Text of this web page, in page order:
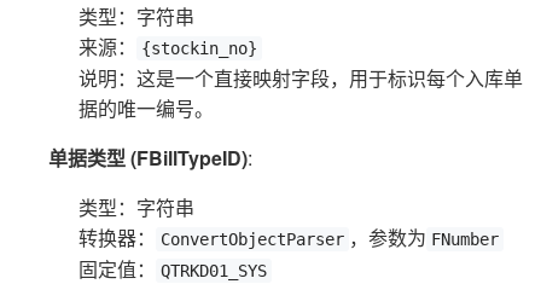
类型：字符串
来源：
{stockin_no}
说明：这是一个直接映射字段，用于标识每个入库单
据的唯一编号。
单据类型 (FBillTypeID):
类型：字符串
转换器：
ConvertObjectParser ，参数为 FNumber
固定值： QTRKD01_SYS